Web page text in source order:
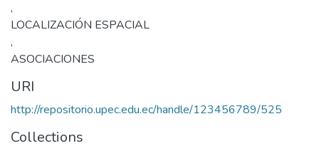
,
LOCALIZACIÓN ESPACIAL
,
ASOCIACIONES
URI
http://repositorio.upec.edu.ec/handle/123456789/525
Collections